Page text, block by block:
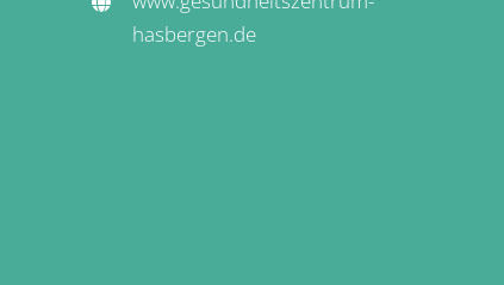
hasbergen.de